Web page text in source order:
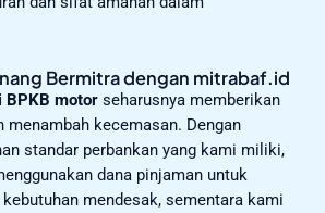
Bermitra dengan mitrabaf.id
BPKB motor seharusnya memberikan
menambah kecemasan. Dengan
standar perbankan yang kami miliki,
dana pinjaman untuk
mendesak, sementara kami